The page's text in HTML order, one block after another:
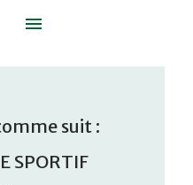
suit :
SPORTIF